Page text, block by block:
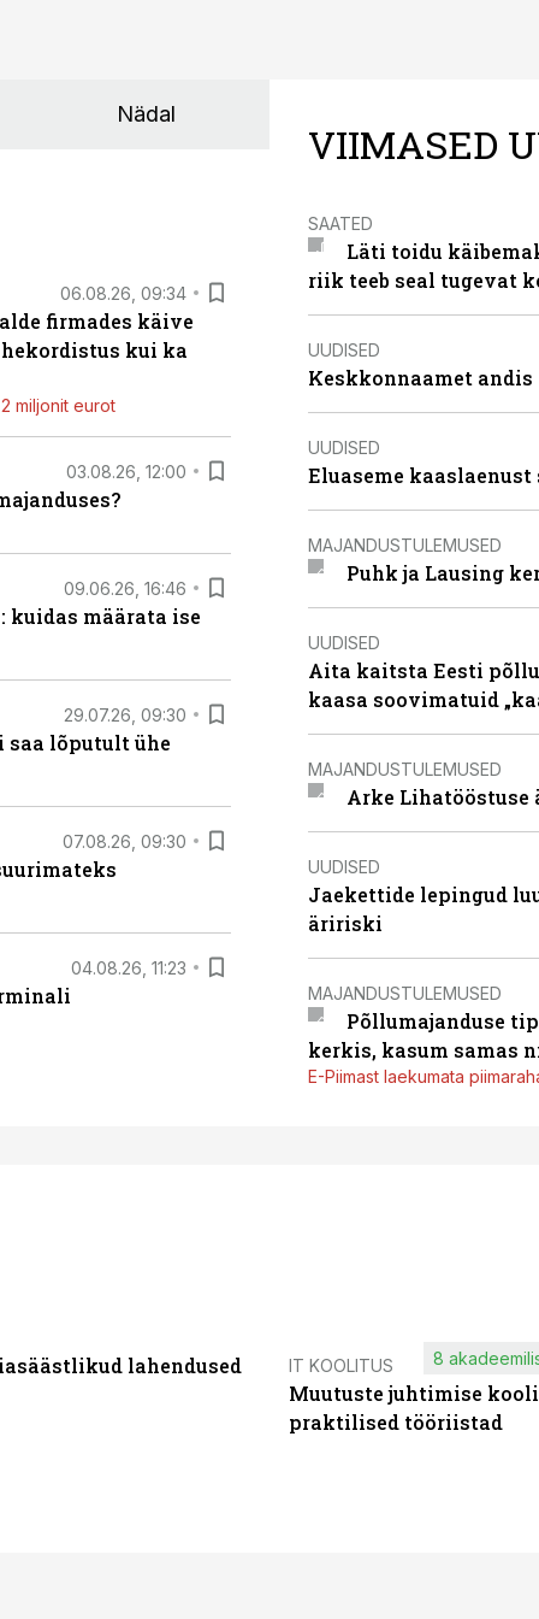
Nädal
06.08.26, 09:34
firmades käive
kui ka
miljonit eurot
03.08.26, 12:00
09.06.26, 16:46
määrata ise
29.07.26, 09:30
lõputult ühe
07.08.26, 09:30
04.08.26, 11:23
VIIMASED
SAATED
Läti toidu
riik teeb seal tugevat
UUDISED
Keskkonnaamet
UUDISED
Eluaseme kaaslaenust
MAJANDUSTULEMUSED
Puhk ja Lausing
UUDISED
Aita kaitsta Eesti
kaasa soovimatuid
MAJANDUSTULEMUSED
Arke Lihatööstuse
UUDISED
Jaekettide lepingud
äririski
MAJANDUSTULEMUSED
Põllumajanduse
kerkis, kasum samas
E-Piimast laekumata
lahendused IT KOOLITUS
Muutuste juhtimise
praktilised tööriistad
8